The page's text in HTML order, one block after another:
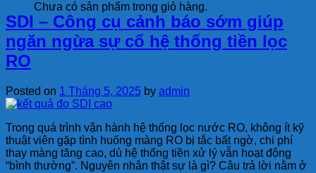
Chưa có sản phẩm trong giỏ hàng.
SDI – Công cụ cảnh báo sớm giúp
ngăn ngừa sự cố hệ thống tiền lọc
RO
Posted on 1 Tháng 5, 2025 by admin
Trong quá trình vận hành hệ thống lọc nước RO, không ít kỹ
thuật viên gặp tình huống màng RO bị tắc bất ngờ, chi phí
thay màng tăng cao, dù hệ thống tiền xử lý vẫn hoạt động
“bình thường”. Nguyên nhân thật sự là gì? Câu trả lời nằm ở